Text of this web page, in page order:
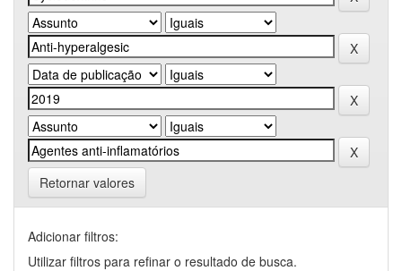
Retornar valores
Adicionar filtros:
Utilizar filtros para refinar o resultado de busca.